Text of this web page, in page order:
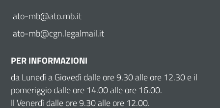
ato-mb@ato.mb.it
ato-mb@cgn.legalmail.it
PER INFORMAZIONI
da Lunedì a Giovedì dalle ore 9.30 alle ore 12.30 e il
pomeriggio dalle ore 14.00 alle ore 16.00.
Il Venerdì dalle ore 9.30 alle ore 12.00.